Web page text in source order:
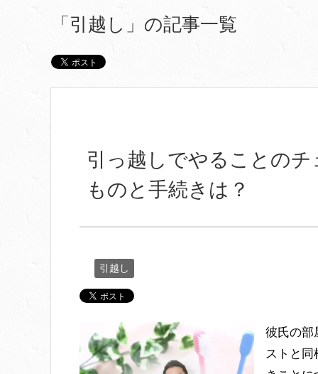
「引越し」の記事一覧
引っ越しでやることの
ものと手続きは？
引越し
彼氏の部
ストと同